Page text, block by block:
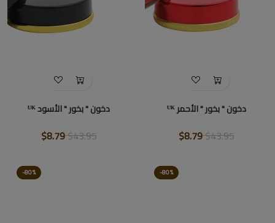
دخون " بخور " الأحمر ᵁᴷ
$43.95
$8.79
دخون " بخور " الأسود ᵁᴷ
$43.95
$8.79
-80%
-80%